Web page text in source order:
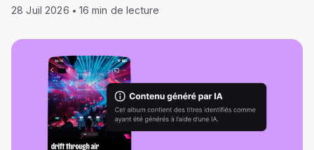
28 Juil 2026 16 min de lecture